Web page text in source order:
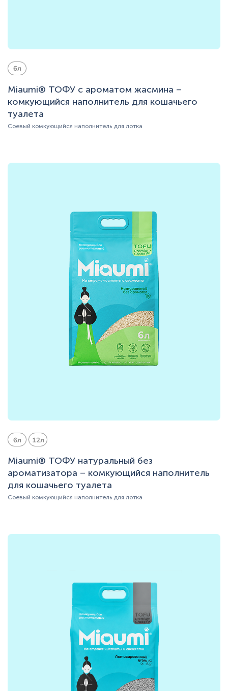
6л
Miaumi® ТОФУ с ароматом жасмина –
комкующийся наполнитель для кошачьего
туалета
Соевый комкующийся наполнитель для лотка
6л 12л
Miaumi® ТОФУ натуральный без
ароматизатора – комкующийся наполнитель
для кошачьего туалета
Соевый комкующийся наполнитель для лотка